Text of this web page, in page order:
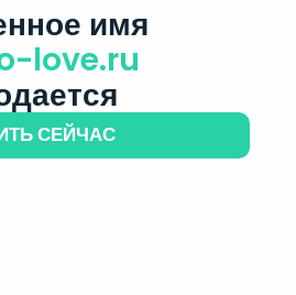
имя
love.ru
СЕЙЧАС